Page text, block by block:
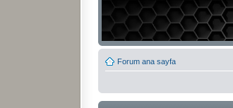
Forum ana sayfa